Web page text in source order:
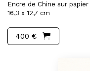
Encre de Chine sur papier
16,3 x 12,7 cm
400 €